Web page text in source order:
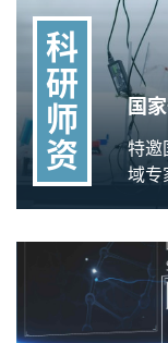
科
研
师
资
国
特邀
域专